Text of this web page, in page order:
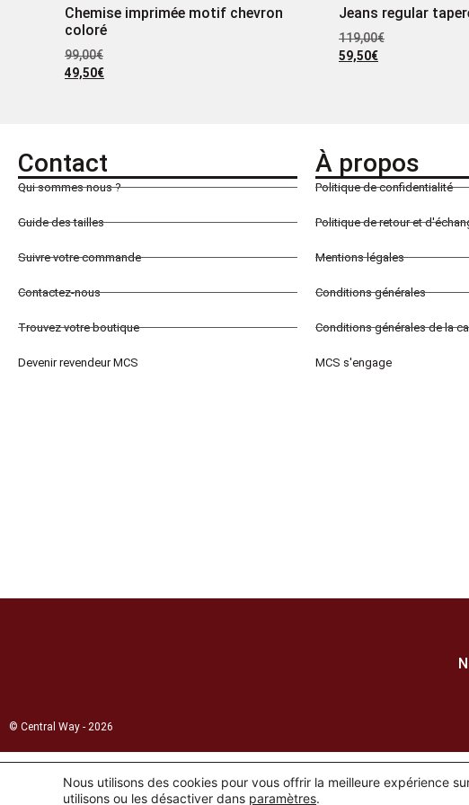
Chemise imprimée motif chevron
coloré
99,00€
49,50€
Jeans regular
119,00€
59,50€
Contact
Qui sommes nous ?
Guide des tailles
Suivre votre commande
Contactez-nous
Trouvez votre boutique
Devenir revendeur MCS
À propos
Politique de confidentialité
Politique de retour et
Mentions légales
Conditions générales
Conditions générales de la
MCS s'engage
© Central Way - 2026
Nous utilisons des cookies pour vous offrir la meilleure expérience
utilisons ou les désactiver dans paramètres.